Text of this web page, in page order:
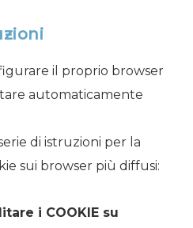
il proprio browser
automaticamente
di istruzioni per la
sui browser più diffusi:
i COOKIE su